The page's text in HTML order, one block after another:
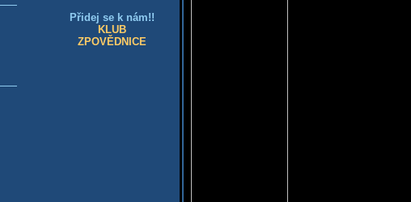
Přidej se k nám!!
KLUB
ZPOVĚDNICE